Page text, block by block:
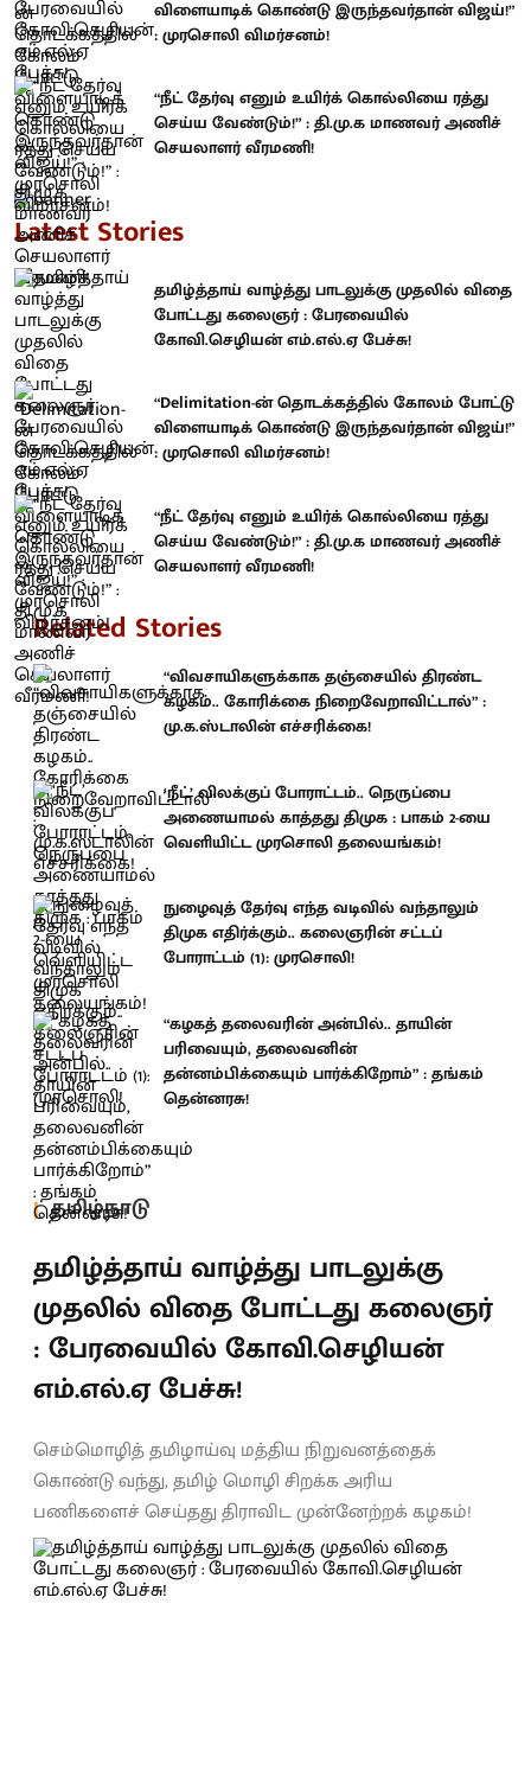
விளையாடிக் கொண்டு இருந்தவர்தான் விஜய்!”
: முரசொலி விமர்சனம்!
“நீட் தேர்வு எனும் உயிர்க் கொல்லியை ரத்து
செய்ய வேண்டும்!” : தி.மு.க மாணவர் அணிச்
செயலாளர் வீரமணி!
Latest Stories
தமிழ்த்தாய் வாழ்த்து பாடலுக்கு முதலில் விதை
போட்டது கலைஞர் : பேரவையில்
கோவி.செழியன் எம்.எல்.ஏ பேச்சு!
“Delimitation-ன் தொடக்கத்தில் கோலம் போட்டு
விளையாடிக் கொண்டு இருந்தவர்தான் விஜய்!”
: முரசொலி விமர்சனம்!
“நீட் தேர்வு எனும் உயிர்க் கொல்லியை ரத்து
செய்ய வேண்டும்!” : தி.மு.க மாணவர் அணிச்
செயலாளர் வீரமணி!
Related Stories
“விவசாயிகளுக்காக தஞ்சையில் திரண்ட
கழகம்.. கோரிக்கை நிறைவேறாவிட்டால்” :
மு.க.ஸ்டாலின் எச்சரிக்கை!
‘நீட்’ விலக்குப் போராட்டம்.. நெருப்பை
அணையாமல் காத்தது திமுக : பாகம் 2-யை
வெளியிட்ட முரசொலி தலையங்கம்!
நுழைவுத் தேர்வு எந்த வடிவில் வந்தாலும்
திமுக எதிர்க்கும்.. கலைஞரின் சட்டப்
போராட்டம் (1): முரசொலி!
“கழகத் தலைவரின் அன்பில்.. தாயின்
பரிவையும், தலைவனின்
தன்னம்பிக்கையும் பார்க்கிறோம்” : தங்கம்
தென்னரசு!
தமிழ்நாடு
தமிழ்த்தாய் வாழ்த்து பாடலுக்கு
முதலில் விதை போட்டது கலைஞர்
: பேரவையில் கோவி.செழியன்
எம்.எல்.ஏ பேச்சு!
செம்மொழித் தமிழாய்வு மத்திய நிறுவனத்தைக்
கொண்டு வந்து, தமிழ் மொழி சிறக்க அரிய
பணிகளைச் செய்தது திராவிட முன்னேற்றக் கழகம்!